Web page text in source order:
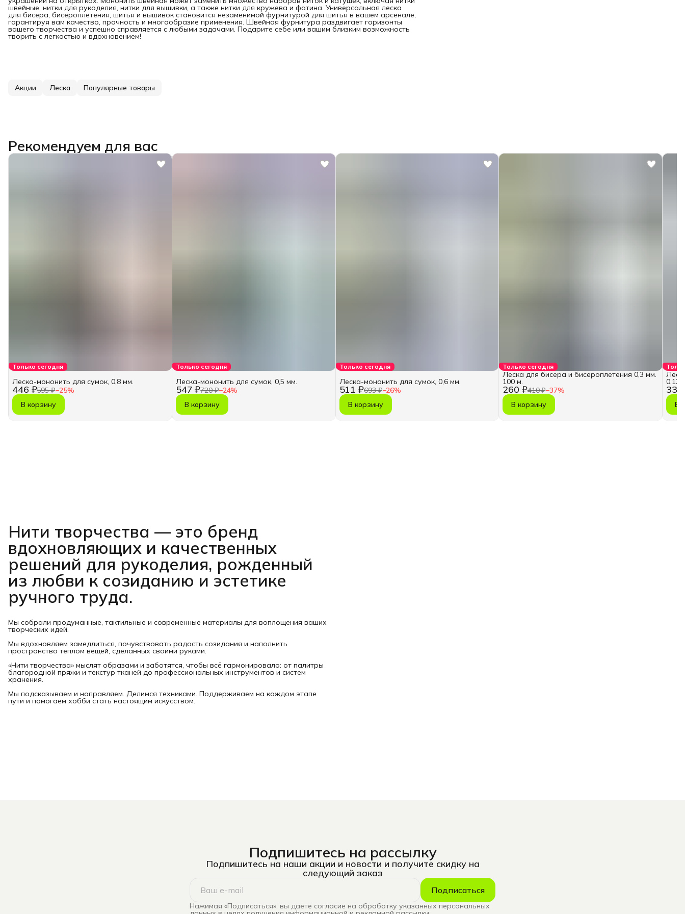
швейные, нитки для рукоделия, нитки для вышивки, а также нитки для кружева и фатина. Универсальная леска
для бисера, бисероплетения, шитья и вышивок становится незаменимой фурнитурой для шитья в вашем арсенале,
гарантируя вам качество, прочность и многообразие применения. Швейная фурнитура раздвигает горизонты
вашего творчества и успешно справляется с любыми задачами. Подарите себе или вашим близким возможность
творить с легкостью и вдохновением!
Акции Леска Популярные товары
Рекомендуем для вас
Только сегодня
446 ₽595 ₽−25%
Леска-мононить для сумок, 0,8 мм.
В корзину
Только сегодня
547 ₽720 ₽−24%
Леска-мононить для сумок, 0,5 мм.
В корзину
Только сегодня
511 ₽693 ₽−26%
Леска-мононить для сумок, 0,6 мм.
В корзину
Только сегодня
260 ₽410 ₽−37%
Леска для бисера и бисероплетения 0,3 мм.
100 м.
В корзину
339
0,12
В
Нити творчества — это бренд
вдохновляющих и качественных
решений для рукоделия, рожденный
из любви к созиданию и эстетике
ручного труда.
Мы собрали продуманные, тактильные и современные материалы для воплощения ваших
творческих идей.
Мы вдохновляем замедлиться, почувствовать радость созидания и наполнить
пространство теплом вещей, сделанных своими руками.
«Нити творчества» мыслят образами и заботятся, чтобы всё гармонировало: от палитры
благородной пряжи и текстур тканей до профессиональных инструментов и систем
хранения.
Мы подсказываем и направляем. Делимся техниками. Поддерживаем на каждом этапе
пути и помогаем хобби стать настоящим искусством.
Подпишитесь на рассылку
Подпишитесь на наши акции и новости и получите скидку на
следующий заказ
Подписаться
Нажимая «Подписаться», вы даете согласие на обработку указанных персональных